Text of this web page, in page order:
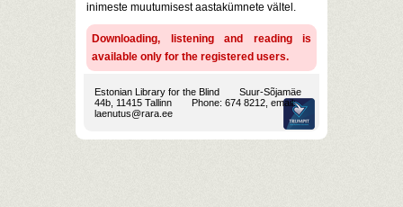
inimeste muutumisest aastakümnete vältel.
Downloading, listening and reading is
available only for the registered users.
Estonian Library for the Blind
Suur-Sõjamäe
44b, 11415 Tallinn
Phone: 674 8212, email:
laenutus@rara.ee